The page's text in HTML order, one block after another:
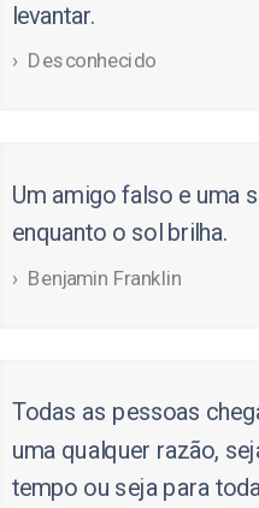
levantar.
Desconhecido
Um amigo falso e uma
enquanto o sol brilha.
Benjamin Franklin
Todas as pessoas
uma qualquer razão,
tempo ou seja para